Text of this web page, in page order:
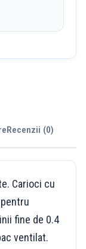
Recenzii (0)
Carioci cu
fine de 0.4
ventilat.